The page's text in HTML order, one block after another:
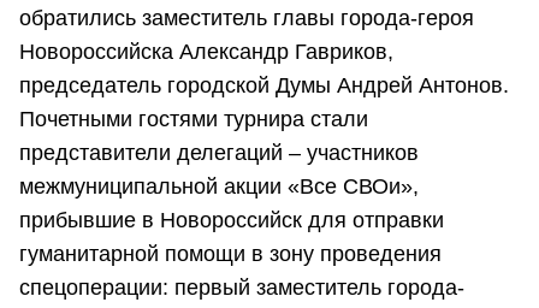
обратились заместитель главы города-героя
Новороссийска Александр Гавриков,
председатель городской Думы Андрей Антонов.
Почетными гостями турнира стали
представители делегаций – участников
межмуниципальной акции «Все СВОи»,
прибывшие в Новороссийск для отправки
гуманитарной помощи в зону проведения
спецоперации: первый заместитель города-